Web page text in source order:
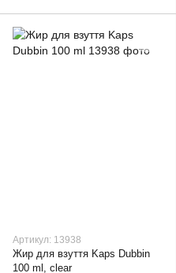
Артикул: 13938
Жир для взуття Kaps Dubbin
100 ml, clear